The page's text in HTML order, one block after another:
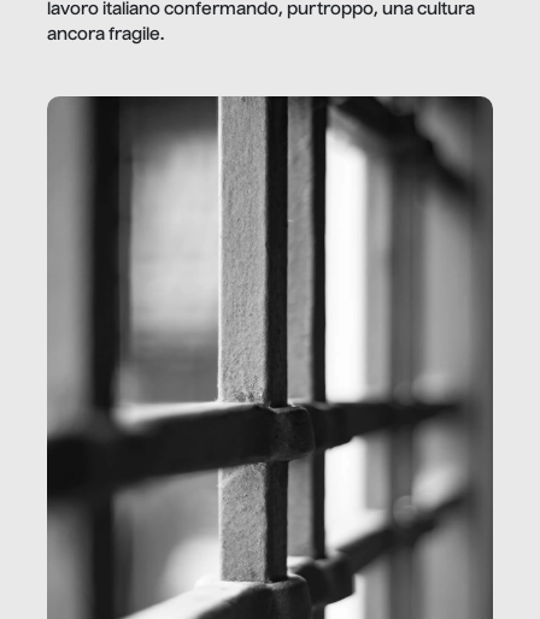
lavoro italiano confermando, purtroppo, una cultura
ancora fragile.